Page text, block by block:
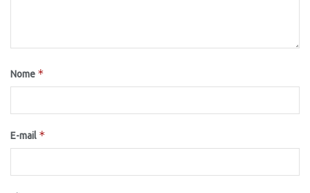
Nome *
E-mail *